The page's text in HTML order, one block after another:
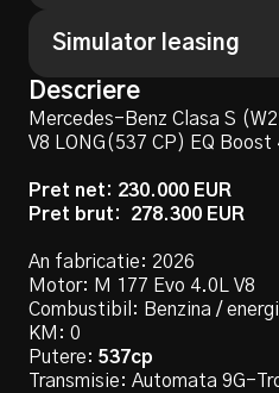
Descriere
Mercedes-Benz Clasa S
V8 LONG(537 CP) EQ Boost
Pret net: 230.000 EUR
Pret brut: 278.300 EUR
An fabricatie: 2026
Motor: M 177 Evo 4.0L V8
Combustibil: Benzina /
KM: 0
Putere: 537cp
Transmisie: Automata 9G-
Simulator leasing
Perioada
12 Luni 24 Luni 36
-
Procent avans
12 Luni 24 Luni 36
60 Luni
-
Procent avans
Preț mașină
Rata dobânzii